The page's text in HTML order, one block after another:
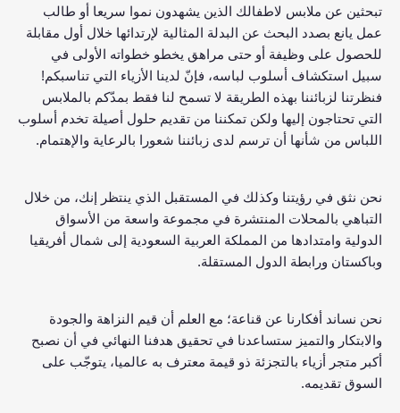
تبحثين عن ملابس لاطفالك الذين يشهدون نموا سريعا أو طالب
عمل يانع بصدد البحث عن البدلة المثالية لإرتدائها خلال أول مقابلة
للحصول على وظيفة أو حتى مراهق يخطو خطواته الأولى في
سبيل استكشاف أسلوب لباسه، فإنّ لدينا الأزياء التي تناسبكم!
فنظرتنا لزبائننا بهذه الطريقة لا تسمح لنا فقط بمدّكم بالملابس
التي تحتاجون إليها ولكن تمكننا من تقديم حلول أصيلة تخدم أسلوب
اللباس من شأنها أن ترسم لدى زبائننا شعورا بالرعاية والإهتمام.
نحن نثق في رؤيتنا وكذلك في المستقبل الذي ينتظر إنك، من خلال
التباهي بالمحلات المنتشرة في مجموعة واسعة من الأسواق
الدولية وامتدادها من المملكة العربية السعودية إلى شمال أفريقيا
وباكستان ورابطة الدول المستقلة.
نحن نساند أفكارنا عن قناعة؛ مع العلم أن قيم النزاهة والجودة
والابتكار والتميز ستساعدنا في تحقيق هدفنا النهائي في أن نصبح
أكبر متجر أزياء بالتجزئة ذو قيمة معترف به عالميا، يتوجّب على
السوق تقديمه.